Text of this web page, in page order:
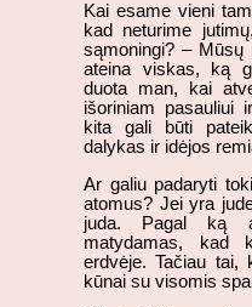
Kai esame vieni
kad neturime
sąmoningi? –
ateina viskas, ką
duota man, kai
išoriniam pasauliui
kita gali būti
dalykas ir idėjos
Ar galiu padaryti
atomus? Jei yra
juda. Pagal ką
matydamas, kad
erdvėje. Tačiau
kūnai su visomis